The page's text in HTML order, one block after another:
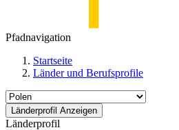
Pfadnavigation
Startseite
Länder und Berufsprofile
Länderprofil